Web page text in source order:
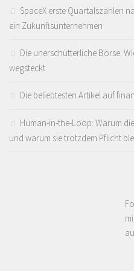
SpaceX erste Quartalszahlen
ein Zukunftsunternehmen
Die unerschütterliche Börse:
wegsteckt
Die beliebtesten Artikel auf
Human-in-the-Loop: Warum
und warum sie trotzdem Pflicht